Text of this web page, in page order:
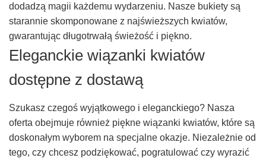
dodadzą magii każdemu wydarzeniu. Nasze bukiety są
starannie skomponowane z najświeższych kwiatów,
gwarantując długotrwałą świeżość i piękno.
Eleganckie wiązanki kwiatów
dostępne z dostawą
Szukasz czegoś wyjątkowego i eleganckiego? Nasza
oferta obejmuje również piękne wiązanki kwiatów, które są
doskonałym wyborem na specjalne okazje. Niezależnie od
tego, czy chcesz podziękować, pogratulować czy wyrazić